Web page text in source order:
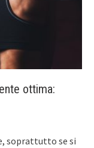
ottima:
soprattutto se si